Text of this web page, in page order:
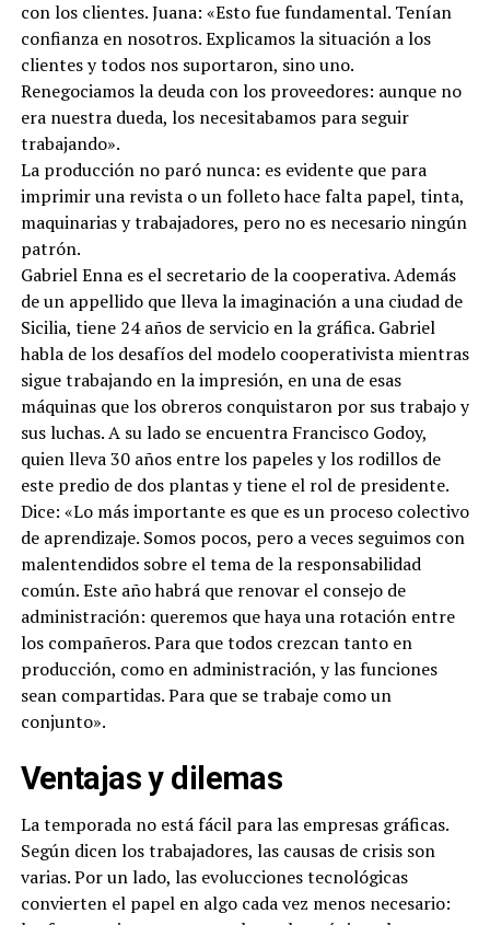
con los clientes. Juana: «Esto fue fundamental. Tenían
confianza en nosotros. Explicamos la situación a los
clientes y todos nos suportaron, sino uno.
Renegociamos la deuda con los proveedores: aunque no
era nuestra dueda, los necesitabamos para seguir
trabajando».
La producción no paró nunca: es evidente que para
imprimir una revista o un folleto hace falta papel, tinta,
maquinarias y trabajadores, pero no es necesario ningún
patrón.
Gabriel Enna es el secretario de la cooperativa. Además
de un appellido que lleva la imaginación a una ciudad de
Sicilia, tiene 24 años de servicio en la gráfica. Gabriel
habla de los desafíos del modelo cooperativista mientras
sigue trabajando en la impresión, en una de esas
máquinas que los obreros conquistaron por sus trabajo y
sus luchas. A su lado se encuentra Francisco Godoy,
quien lleva 30 años entre los papeles y los rodillos de
este predio de dos plantas y tiene el rol de presidente.
Dice: «Lo más importante es que es un proceso colectivo
de aprendizaje. Somos pocos, pero a veces seguimos con
malentendidos sobre el tema de la responsabilidad
común. Este año habrá que renovar el consejo de
administración: queremos que haya una rotación entre
los compañeros. Para que todos crezcan tanto en
producción, como en administración, y las funciones
sean compartidas. Para que se trabaje como un
conjunto».
Ventajas y dilemas
La temporada no está fácil para las empresas gráficas.
Según dicen los trabajadores, las causas de crisis son
varias. Por un lado, las evolucciones tecnológicas
convierten el papel en algo cada vez menos necesario: